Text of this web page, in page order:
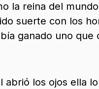
la reina del
suerte con los
ganado uno que
abrió los ojos ella